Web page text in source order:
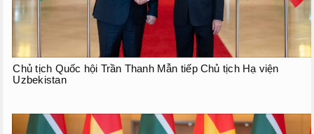
Chủ tịch Quốc hội Trần Thanh Mẫn tiếp Chủ tịch Hạ viện
Uzbekistan